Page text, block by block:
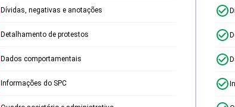
Dívidas, negativas e anotações
Detalhamento de protestos
Dados comportamentais
Informações do SPC